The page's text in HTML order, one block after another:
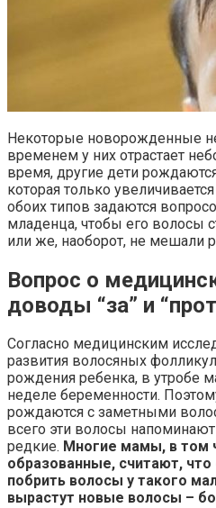
Некоторые новорожденные
временем у них отрастает
время, другие дети
которая только
обоих типов задаются
младенца, чтобы его волосы
или же, наоборот, не мешали
Вопрос о
доводы “за” и
Согласно медицинским
развития волосяных
рождения ребенка, в утробе
неделе беременности.
рождаются с заметными
всего эти волосы
редкие. Многие мамы, в том
образованные, считают, что
побрить волосы у такого
вырастут новые волосы –